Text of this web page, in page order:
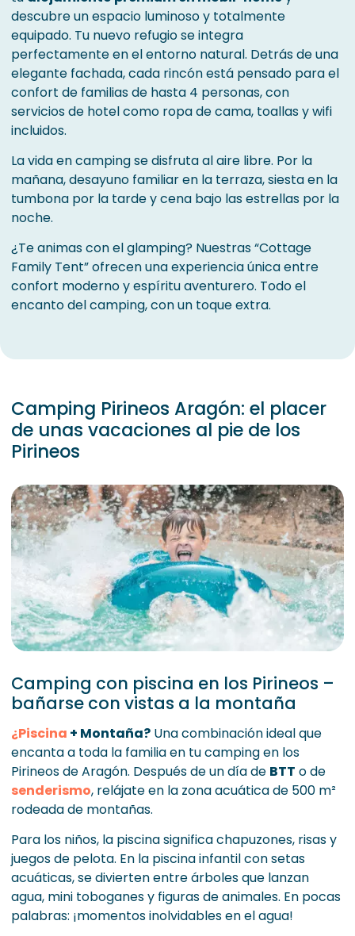
descubre un espacio luminoso y totalmente
equipado. Tu nuevo refugio se integra
perfectamente en el entorno natural. Detrás de una
elegante fachada, cada rincón está pensado para el
confort de familias de hasta 4 personas, con
servicios de hotel como ropa de cama, toallas y wifi
incluidos.
La vida en camping se disfruta al aire libre. Por la
mañana, desayuno familiar en la terraza, siesta en la
tumbona por la tarde y cena bajo las estrellas por la
noche.
¿Te animas con el glamping? Nuestras “Cottage
Family Tent” ofrecen una experiencia única entre
confort moderno y espíritu aventurero. Todo el
encanto del camping, con un toque extra.
Camping Pirineos Aragón: el placer
de unas vacaciones al pie de los
Pirineos
Camping con piscina en los Pirineos –
bañarse con vistas a la montaña
¿Piscina + Montaña? Una combinación ideal que
encanta a toda la familia en tu camping en los
Pirineos de Aragón. Después de un día de BTT o de
senderismo, relájate en la zona acuática de 500 m²
rodeada de montañas.
Para los niños, la piscina significa chapuzones, risas y
juegos de pelota. En la piscina infantil con setas
acuáticas, se divierten entre árboles que lanzan
agua, mini toboganes y figuras de animales. En pocas
palabras: ¡momentos inolvidables en el agua!